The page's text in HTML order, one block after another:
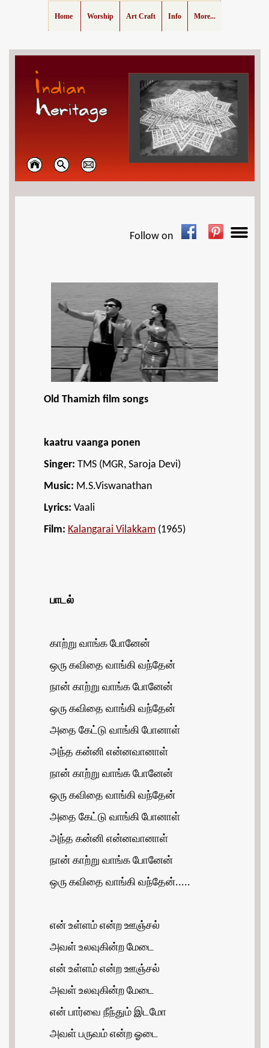
Home Worship Art Craft Info More...
Follow on
Old Thamizh film songs
kaatru vaanga ponen
Singer: TMS (MGR, Saroja Devi)
Music: M.S.Viswanathan
Lyrics: Vaali
Film: Kalangarai Vilakkam (1965)
பாடல்
காற்று வாங்க போனேன்
ஒரு கவிதை வாங்கி வந்தேன்
நான் காற்று வாங்க போனேன்
ஒரு கவிதை வாங்கி வந்தேன்
அதை கேட்டு வாங்கி போனாள்
அந்த கன்னி என்னவானாள்
நான் காற்று வாங்க போனேன்
ஒரு கவிதை வாங்கி வந்தேன்
அதை கேட்டு வாங்கி போனாள்
அந்த கன்னி என்னவானாள்
நான் காற்று வாங்க போனேன்
ஒரு கவிதை வாங்கி வந்தேன்.....
என் உள்ளம் என்ற ஊஞ்சல்
அவள் உலவுகின்ற மேடை
என் உள்ளம் என்ற ஊஞ்சல்
அவள் உலவுகின்ற மேடை
என் பார்வை நீந்தும் இடமோ
அவள் பருவம் என்ற ஓடை